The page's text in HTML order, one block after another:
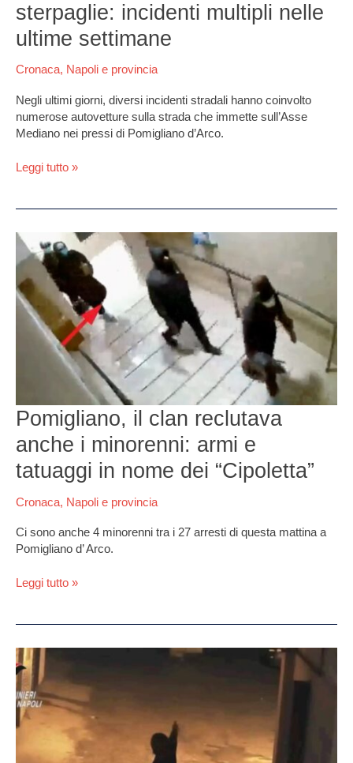
sterpaglie: incidenti multipli nelle
ultime settimane
Cronaca, Napoli e provincia
Negli ultimi giorni, diversi incidenti stradali hanno coinvolto
numerose autovetture sulla strada che immette sull’Asse
Mediano nei pressi di Pomigliano d’Arco.
Leggi tutto »
Pomigliano, il clan reclutava
anche i minorenni: armi e
tatuaggi in nome dei “Cipoletta”
Cronaca, Napoli e provincia
Ci sono anche 4 minorenni tra i 27 arresti di questa mattina a
Pomigliano d’ Arco.
Pomigliano,
reclutava
anche
minorenni:
in
nome
dei
“Cipoletta”
Leggi tutto »
Blitz
antimafia
a
Pomigliano
d’Arco:
arresti